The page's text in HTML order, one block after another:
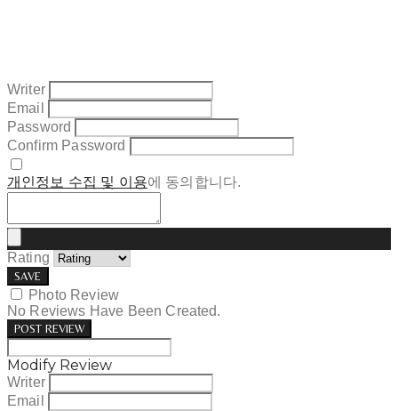
Writer
Email
Password
Confirm Password
개인정보 수집 및 이용에 동의합니다.
Rating
SAVE
Photo Review
No Reviews Have Been Created.
POST REVIEW
Modify Review
Writer
Email